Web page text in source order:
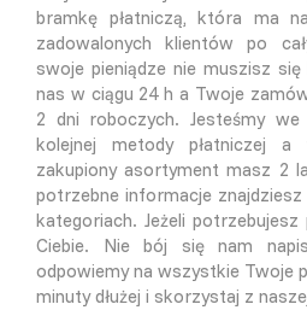
bramkę płatniczą, która ma
zadowalonych klientów po
swoje pieniądze nie muszisz
nas w ciągu 24 h a Twoje
2 dni roboczych. Jesteśmy
kolejnej metody płatniczej
zakupiony asortyment masz 2
potrzebne informacje
kategoriach. Jeżeli
Ciebie. Nie bój się nam
odpowiemy na wszystkie Twoje
minuty dłużej i skorzystaj z